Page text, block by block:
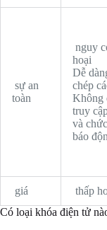
sự an
toàn
nguy
hoại
Dễ
chép
Không
truy
và
báo
giá thấp
Có loại khóa điện tử